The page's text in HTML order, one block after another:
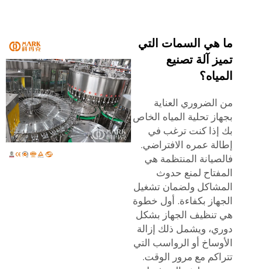
ما هي السمات التي
تميز آلة تصنيع
المياه؟
من الضروري العناية
بجهاز تحلية المياه الخاص
بك إذا كنت ترغب في
إطالة عمره الافتراضي.
فالصيانة المنتظمة هي
المفتاح لمنع حدوث
المشاكل ولضمان تشغيل
الجهاز بكفاءة. أول خطوة
هي تنظيف الجهاز بشكل
دوري، ويشمل ذلك إزالة
الأوساخ أو الرواسب التي
تتراكم مع مرور الوقت.